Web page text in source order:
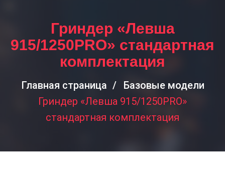
Гриндер «Левша
915/1250PRO» стандартная
комплектация
Главная страница
Базовые модели
Гриндер «Левша 915/1250PRO»
стандартная комплектация